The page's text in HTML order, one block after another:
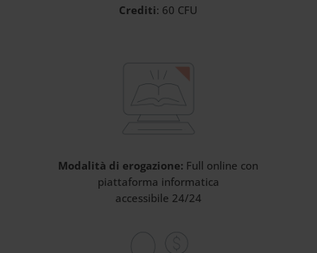
Crediti: 60 CFU
Modalità di erogazione: Full online con
piattaforma informatica
accessibile 24/24